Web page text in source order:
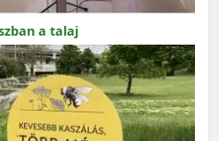
a talaj